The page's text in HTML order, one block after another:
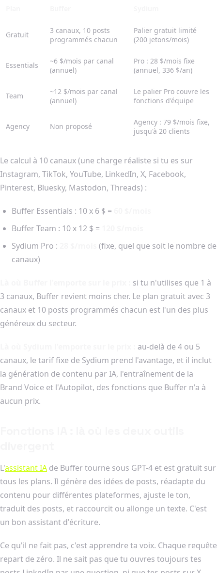
Gratuit
3 canaux, 10 posts
programmés chacun
Palier gratuit limité
(200 jetons/mois)
Essentials
~6 $/mois par canal
(annuel)
Pro : 28 $/mois fixe
(annuel, 336 $/an)
Team
~12 $/mois par canal
(annuel)
Le palier Pro couvre les
fonctions d'équipe
Agency Non proposé
Agency : 79 $/mois fixe,
jusqu'à 20 clients
Le calcul à 10 canaux (une charge réaliste si tu es sur
Instagram, TikTok, YouTube, LinkedIn, X, Facebook,
Pinterest, Bluesky, Mastodon, Threads) :
Buffer Essentials : 10 x 6 $ =
Buffer Team : 10 x 12 $ =
Sydium Pro :
(fixe, quel que soit le nombre de
canaux)
si tu n'utilises que 1 à
3 canaux, Buffer revient moins cher. Le plan gratuit avec 3
canaux et 10 posts programmés chacun est l'un des plus
généreux du secteur.
au-delà de 4 ou 5
canaux, le tarif fixe de Sydium prend l'avantage, et il inclut
la génération de contenu par IA, l'entraînement de la
Brand Voice et l'Autopilot, des fonctions que Buffer n'a à
aucun prix.
L'assistant IA de Buffer tourne sous GPT-4 et est gratuit sur
tous les plans. Il génère des idées de posts, réadapte du
contenu pour différentes plateformes, ajuste le ton,
traduit des posts, et raccourcit ou allonge un texte. C'est
un bon assistant d'écriture.
Ce qu'il ne fait pas, c'est apprendre ta voix. Chaque requête
repart de zéro. Il ne sait pas que tu ouvres toujours tes